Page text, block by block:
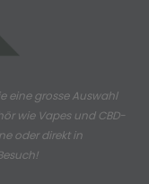
eine grosse Auswahl
wie Vapes und CBD-
oder direkt in